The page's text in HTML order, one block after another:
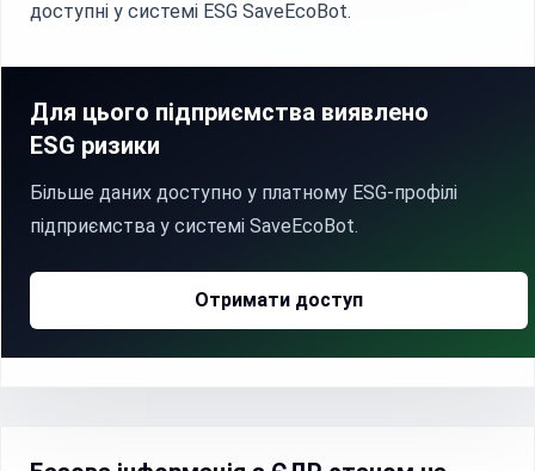
доступні у системі ESG SaveEcoBot.
Для цього підприємства виявлено
ESG ризики
Більше даних доступно у платному ESG-профілі
підприємства у системі SaveEcoBot.
Отримати доступ